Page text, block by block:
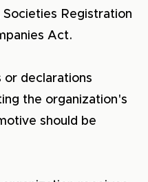
Registration
Act.
or declarations
the organization's
should be